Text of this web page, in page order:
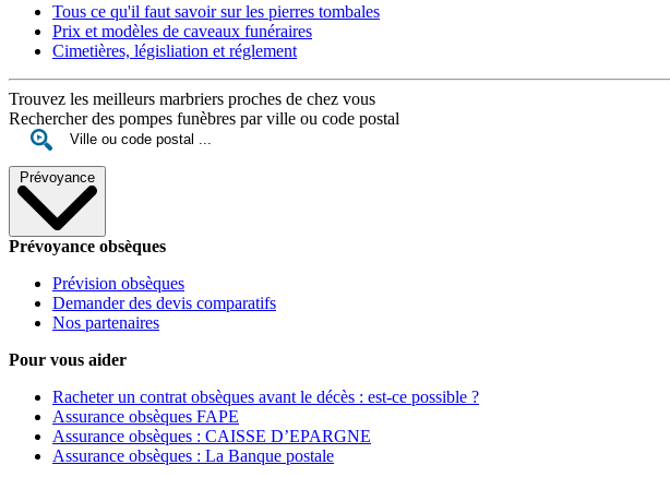
Tous ce qu'il faut savoir sur les pierres tombales
Prix et modèles de caveaux funéraires
Cimetières, législiation et réglement
Trouvez les meilleurs marbriers proches de chez vous
Rechercher des pompes funèbres par ville ou code postal
Prévoyance
Prévoyance obsèques
Prévision obsèques
Demander des devis comparatifs
Nos partenaires
Pour vous aider
Racheter un contrat obsèques avant le décès : est-ce possible ?
Assurance obsèques FAPE
Assurance obsèques : CAISSE D’EPARGNE
Assurance obsèques : La Banque postale